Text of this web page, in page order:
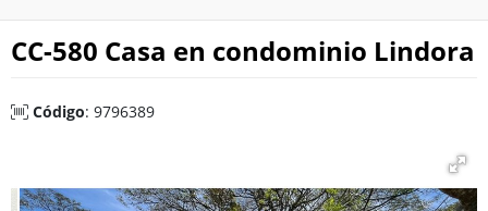
CC-580 Casa en condominio Lindora
Código: 9796389